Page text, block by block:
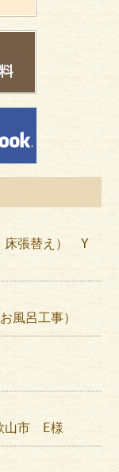
床張替え） Y
風呂工事）
山市 E様